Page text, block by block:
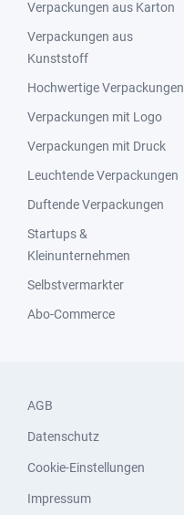
Verpackungen aus Karton
Verpackungen aus
Kunststoff
Hochwertige Verpackungen
Verpackungen mit Logo
Verpackungen mit Druck
Leuchtende Verpackungen
Duftende Verpackungen
Startups &
Kleinunternehmen
Selbstvermarkter
Abo-Commerce
AGB
Datenschutz
Cookie-Einstellungen
Impressum